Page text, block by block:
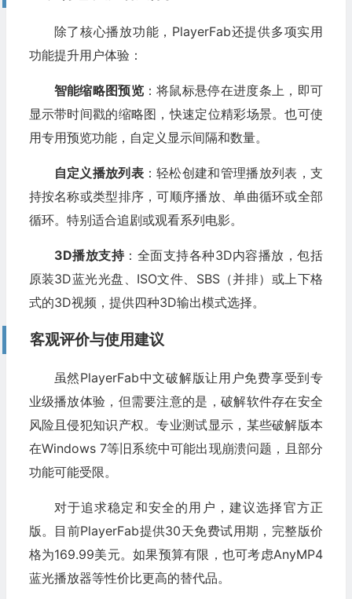
除了核心播放功能，PlayerFab还提供多项实用
功能提升用户体验：
智能缩略图预览：将鼠标悬停在进度条上，即可
显示带时间戳的缩略图，快速定位精彩场景。也可使
用专用预览功能，自定义显示间隔和数量。
自定义播放列表：轻松创建和管理播放列表，支
持按名称或类型排序，可顺序播放、单曲循环或全部
循环。特别适合追剧或观看系列电影。
3D播放支持：全面支持各种3D内容播放，包括
原装3D蓝光光盘、ISO文件、SBS（并排）或上下格
式的3D视频，提供四种3D输出模式选择。
客观评价与使用建议
虽然PlayerFab中文破解版让用户免费享受到专
业级播放体验，但需要注意的是，破解软件存在安全
风险且侵犯知识产权。专业测试显示，某些破解版本
在Windows 7等旧系统中可能出现崩溃问题，且部分
功能可能受限。
对于追求稳定和安全的用户，建议选择官方正
版。目前PlayerFab提供30天免费试用期，完整版价
格为169.99美元。如果预算有限，也可考虑AnyMP4
蓝光播放器等性价比更高的替代品。